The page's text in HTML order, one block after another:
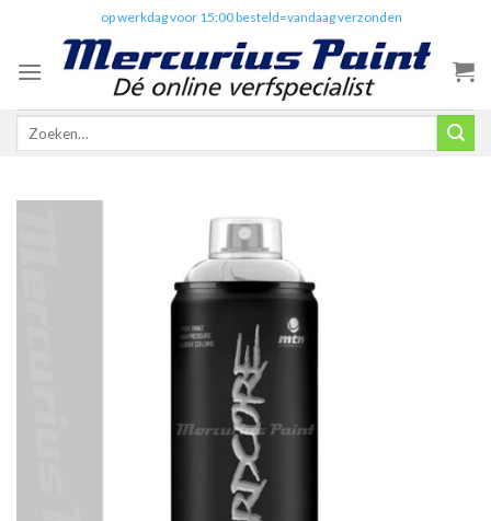
content
op werkdag voor 15:00 besteld=vandaag verzonden
Zoeken